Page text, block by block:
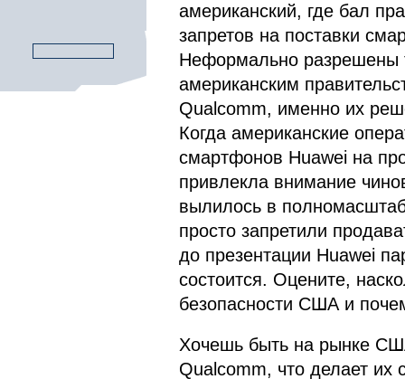
американский, где бал
запретов на поставки
Неформально разрешены
американским
Qualcomm, именно их
Когда американские
смартфонов Huawei на
привлекла внимание
вылилось в
просто запретили
до презентации Huawei
состоится. Оцените,
безопасности США и
Хочешь быть на рынке
Qualcomm, что делает их